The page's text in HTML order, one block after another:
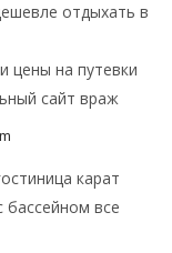
отдыхать в
цены на путевки
сайт враж
карат
бассейном все